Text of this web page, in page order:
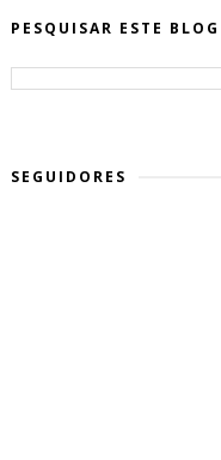
PESQUISAR ESTE BLOG
SEGUIDORES